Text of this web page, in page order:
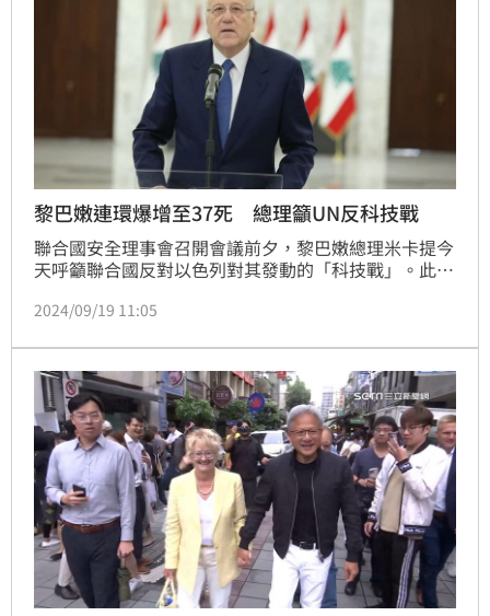
黎巴嫩連環爆增至37死 總理籲UN反科技戰
聯合國安全理事會召開會議前夕，黎巴嫩總理米卡提今
天呼籲聯合國反對以色列對其發動的「科技戰」。此次
喪生的事件。
2024/09/19 11:05